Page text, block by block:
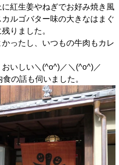
紅生姜やねぎでお好み焼き風
ルゴバター味の大きなはまぐ
りました。
ったし、いつもの牛肉もカレ
いしい＼(^o^)／＼(^o^)／
の話も伺いました。